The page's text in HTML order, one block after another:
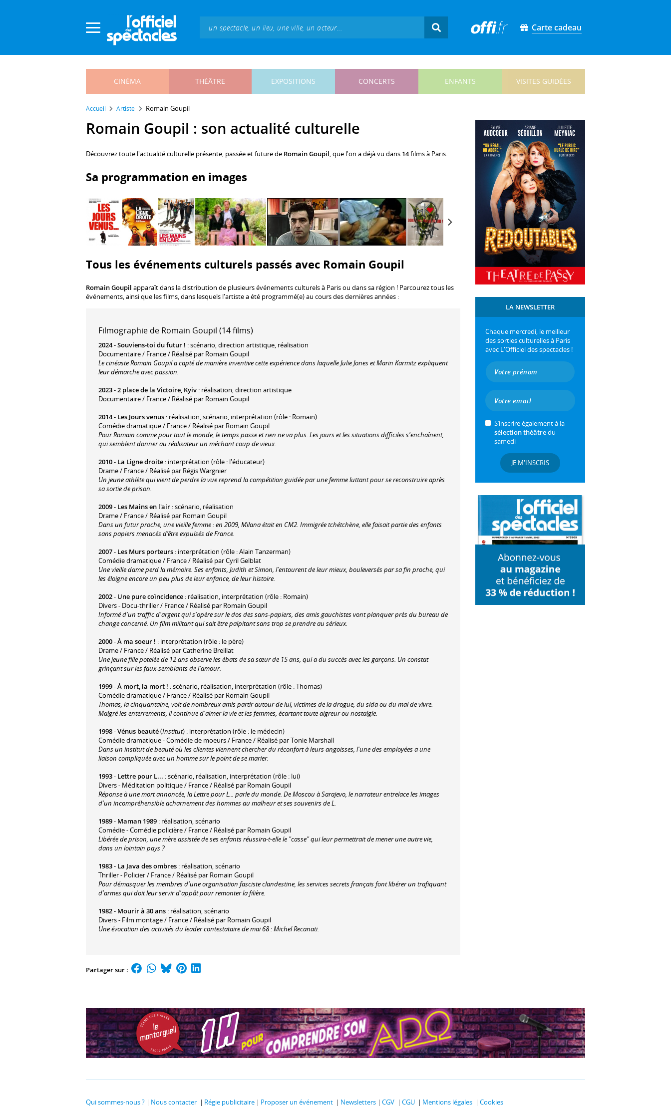
Carte cadeau
CINÉMA THÉÂTRE EXPOSITIONS CONCERTS ENFANTS VISITES GUIDÉES
Accueil Artiste Romain Goupil
Romain Goupil : son actualité culturelle
Découvrez toute l'actualité culturelle présente, passée et future de Romain Goupil, que l'on a déjà vu dans 14films à Paris.
Sa programmation en images
Tous les événements culturels passés avec Romain Goupil
Romain Goupil apparaît dans la distribution de plusieurs événements culturels à Paris ou dans sa région ! Parcourez tous les
événements, ainsi que les films, dans lesquels l'artiste a été programmé(e) au cours des dernières années :
Filmographie de Romain Goupil (14 films)
2024-Souviens-toi du futur ! : scénario, direction artistique, réalisation
Documentaire / France / Réalisé par Romain Goupil
Le cinéaste Romain Goupil a capté de manière inventive cette expérience dans laquelle Julie Jones et Marin Karmitz expliquent
leur démarche avec passion.
2023-2 place de la Victoire, Kyiv : réalisation, direction artistique
Documentaire / France / Réalisé par Romain Goupil
2014- Les Jours venus : réalisation, scénario, interprétation (rôle : Romain)
Comédie dramatique / France / Réalisé par Romain Goupil
Pour Romain comme pour tout le monde, le temps passe et rien ne va plus. Les jours et les situations difficiles s'enchaînent,
qui semblent donner au réalisateur un méchant coup de vieux.
2010- La Ligne droite : interprétation (rôle : l'éducateur)
Drame / France / Réalisé par Régis Wargnier
Un jeune athlète qui vient de perdre la vue reprend la compétition guidée par une femme luttant pour se reconstruire après
sa sortie de prison.
2009- Les Mains en l'air : scénario, réalisation
Drame / France / Réalisé par Romain Goupil
Dans un futur proche, une vieille femme : en 2009, Milana était en CM2. Immigrée tchétchène, elle faisait partie des enfants
sans papiers menacés d’être expulsés de France.
2007- Les Murs porteurs : interprétation (rôle : Alain Tanzerman)
Comédie dramatique / France / Réalisé par Cyril Gelblat
Une vieille dame perd la mémoire. Ses enfants, Judith et Simon, l'entourent de leur mieux, bouleversés par sa fin proche, qui
les éloigne encore un peu plus de leur enfance, de leur histoire.
2002- Une pure coïncidence : réalisation, interprétation (rôle : Romain)
Divers - Docu-thriller / France / Réalisé par Romain Goupil
Informé d'un traffic d'argent qui s'opère sur le dos des sans-papiers, des amis gauchistes vont planquer près du bureau de
change concerné. Un film militant qui sait être palpitant sans trop se prendre au sérieux.
2000-À ma soeur ! : interprétation (rôle : le père)
Drame / France / Réalisé par Catherine Breillat
Une jeune fille potelée de 12 ans observe les ébats de sa sœur de 15 ans, qui a du succès avec les garçons. Un constat
grinçant sur les faux-semblants de l'amour.
1999-À mort, la mort ! : scénario, réalisation, interprétation (rôle : Thomas)
Comédie dramatique / France / Réalisé par Romain Goupil
Thomas, la cinquantaine, voit de nombreux amis partir autour de lui, victimes de la drogue, du sida ou du mal de vivre.
Malgré les enterrements, il continue d'aimer la vie et les femmes, écartant toute aigreur ou nostalgie.
1998-Vénus beauté(Institut) : interprétation (rôle : le médecin)
Comédie dramatique - Comédie de moeurs / France / Réalisé par Tonie Marshall
Dans un institut de beauté où les clientes viennent chercher du réconfort à leurs angoisses, l'une des employées a une
liaison compliquée avec un homme sur le point de se marier.
1993- Lettre pour L... : scénario, réalisation, interprétation (rôle : lui)
Divers - Méditation politique / France / Réalisé par Romain Goupil
Réponse à une mort annoncée, la Lettre pour L... parle du monde. De Moscou à Sarajevo, le narrateur entrelace les images
d'un incompréhensible acharnement des hommes au malheur et ses souvenirs de L.
1989- Maman 1989 : réalisation, scénario
Comédie - Comédie policière / France / Réalisé par Romain Goupil
Libérée de prison, une mère assistée de ses enfants réussira-t-elle le "casse" qui leur permettrait de mener une autre vie,
dans un lointain pays ?
1983- La Java des ombres : réalisation, scénario
Thriller - Policier / France / Réalisé par Romain Goupil
Pour démasquer les membres d'une organisation fasciste clandestine, les services secrets français font libérer un trafiquant
d'armes qui doit leur servir d'appât pour remonter la filière.
1982- Mourir à 30 ans : réalisation, scénario
Divers - Film montage / France / Réalisé par Romain Goupil
Une évocation des activités du leader contestataire de mai 68 : Michel Recanati.
Partager sur :
LA NEWSLETTER
Chaque mercredi, le meilleur
des sorties culturelles à Paris
avec L'Officiel des spectacles !
S’inscrire également à la
sélection théâtredu
samedi
JE M'INSCRIS
Qui sommes-nous ? Nous contacter Régie publicitaire Proposer un événement Newsletters CGV CGU Mentions légales Cookies